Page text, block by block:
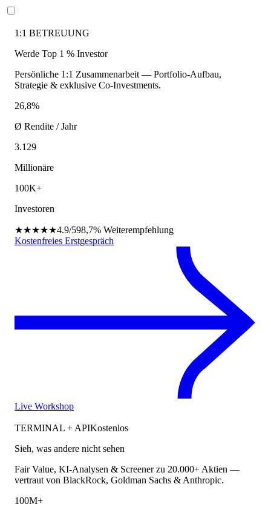
1:1 BETREUUNG
Werde Top 1 % Investor
Persönliche 1:1 Zusammenarbeit — Portfolio-Aufbau,
Strategie & exklusive Co-Investments.
26,8%
Ø Rendite / Jahr
3.129
Millionäre
100K+
Investoren
★★★★★4.9/598,7% Weiterempfehlung
Kostenfreies Erstgespräch
Live Workshop
TERMINAL + APIKostenlos
Sieh, was andere nicht sehen
Fair Value, KI-Analysen & Screener zu 20.000+ Aktien —
vertraut von BlackRock, Goldman Sachs & Anthropic.
100M+